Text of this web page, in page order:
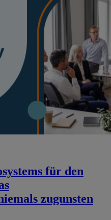
für den
zugunsten